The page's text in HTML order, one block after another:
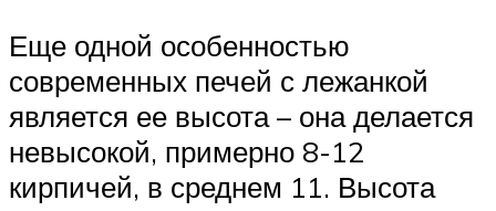
Еще одной особенностью
современных печей с лежанкой
является ее высота – она делается
невысокой, примерно 8-12
кирпичей, в среднем 11. Высота